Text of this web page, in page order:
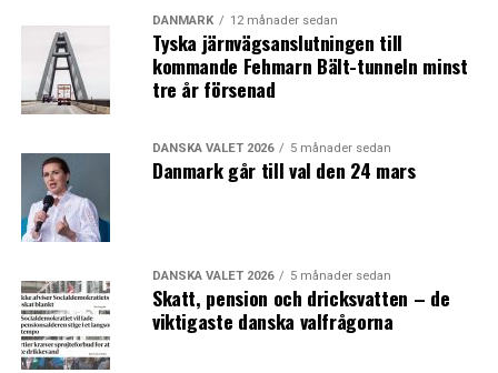
DANMARK 12 månader sedan
Tyska järnvägsanslutningen till
kommande Fehmarn Bält-tunneln minst
tre år försenad
DANSKA VALET 2026 5 månader sedan
Danmark går till val den 24 mars
DANSKA VALET 2026 5 månader sedan
Skatt, pension och dricksvatten – de
viktigaste danska valfrågorna